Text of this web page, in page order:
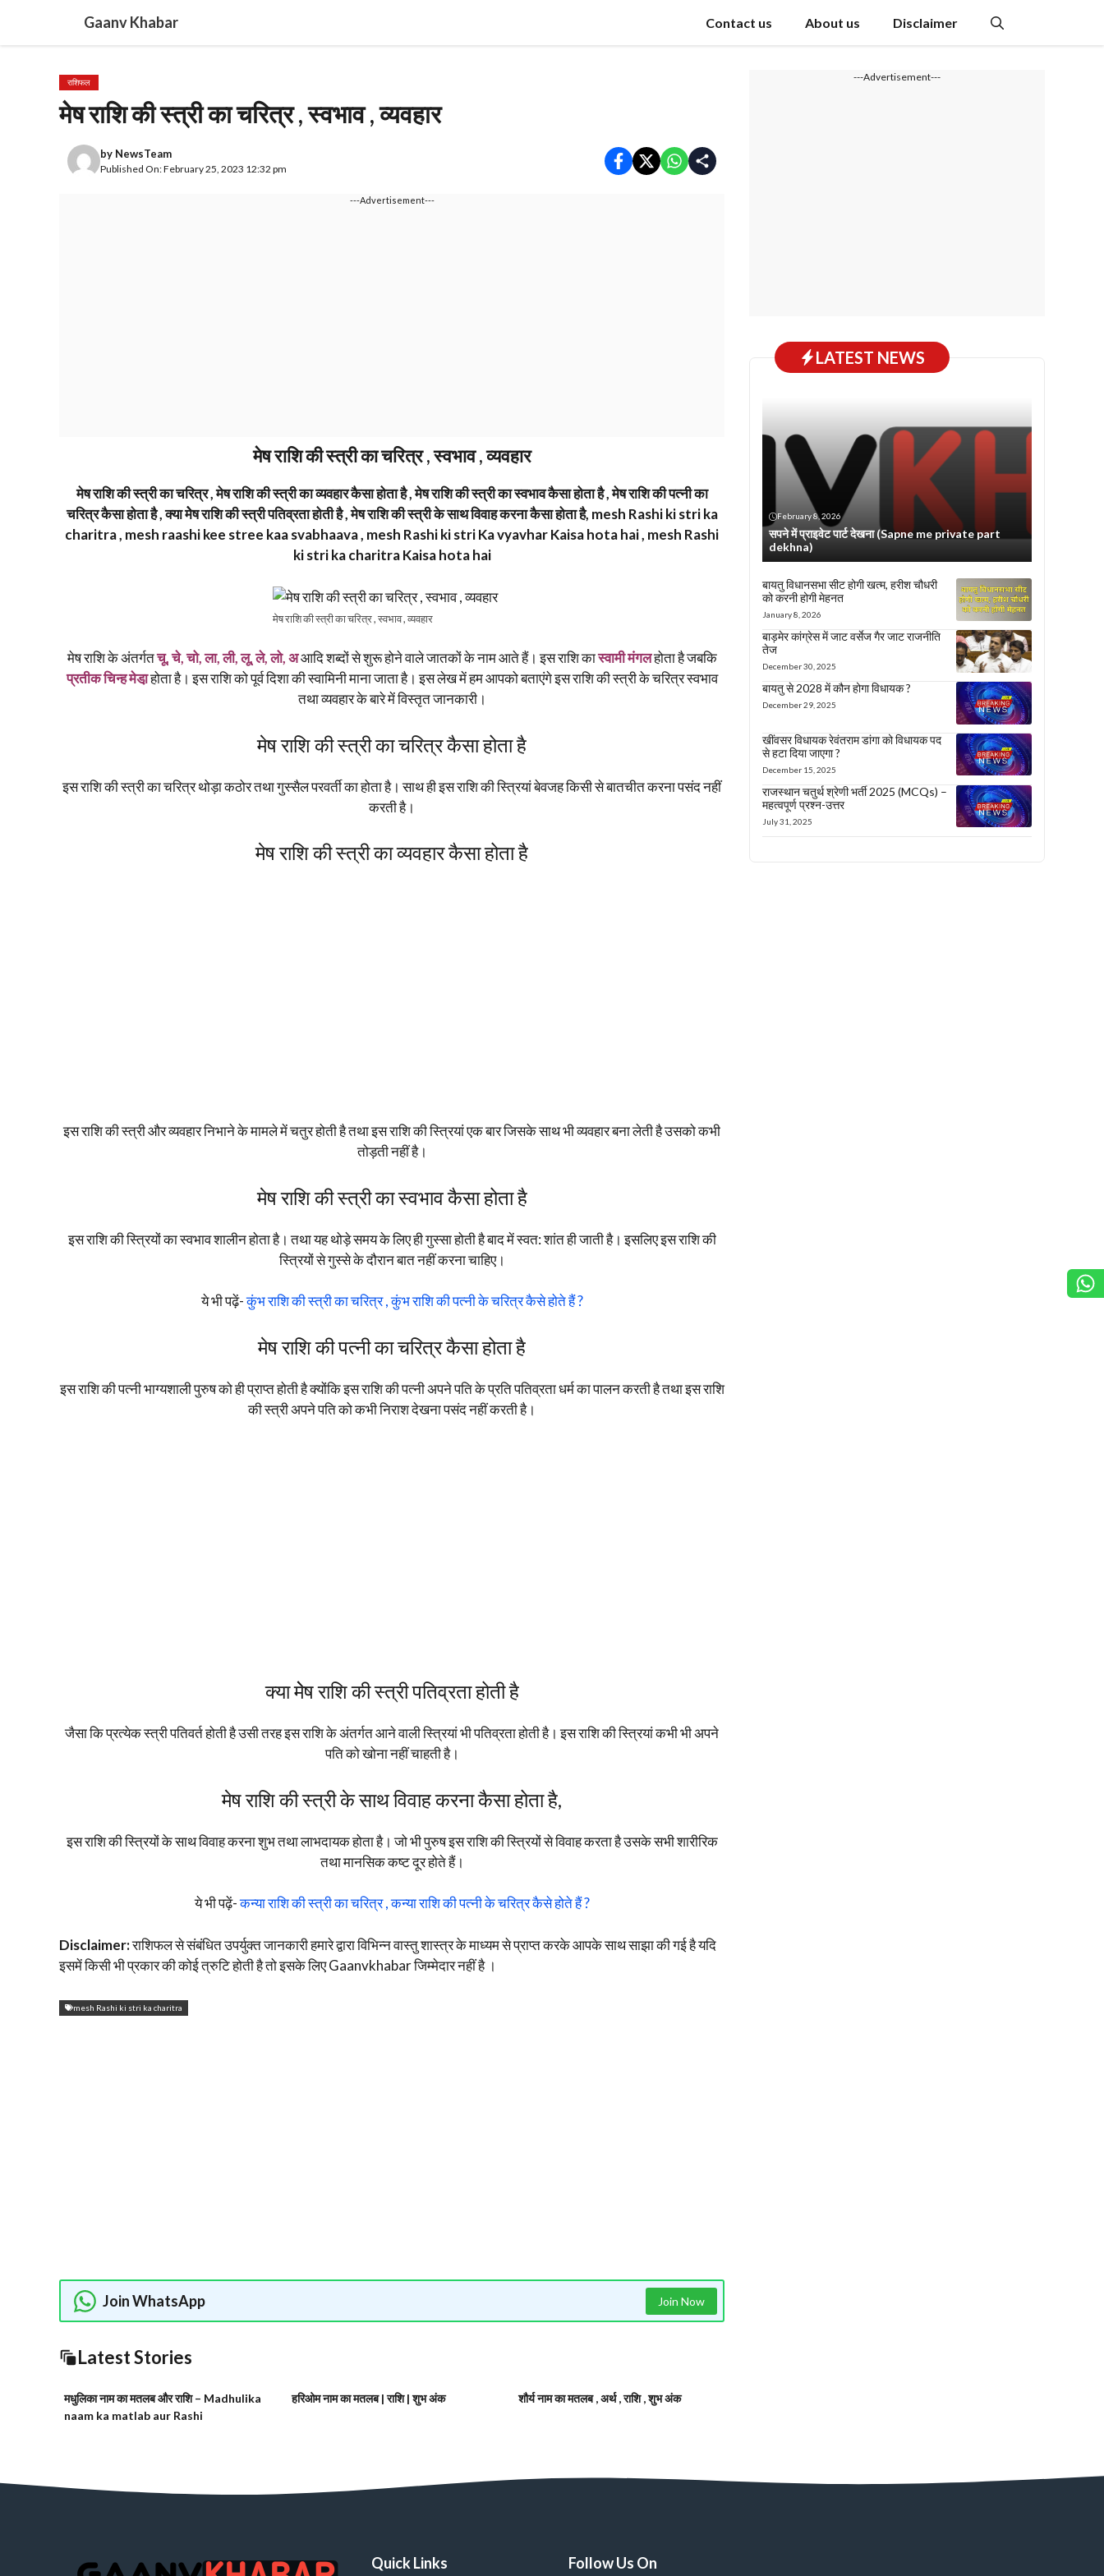
content
Gaanv Khabar Contact us About us Disclaimer
राशिफल
मेष राशि की स्त्री का चरित्र , स्वभाव , व्यवहार
by NewsTeam
Published On: February 25, 2023 12:32 pm
---Advertisement---
मेष राशि की स्त्री का चरित्र , स्वभाव , व्यवहार
मेष राशि की स्त्री का चरित्र , मेष राशि की स्त्री का व्यवहार कैसा होता है , मेष राशि की स्त्री का स्वभाव कैसा होता है , मेष राशि की पत्नी का
चरित्र कैसा होता है , क्या मेेष राशि की स्त्री पतिव्रता होती है , मेष राशि की स्त्री के साथ विवाह करना कैसा होता है, mesh Rashi ki stri ka
charitra , mesh raashi kee stree kaa svabhaava , mesh Rashi ki stri Ka vyavhar Kaisa hota hai , mesh Rashi
ki stri ka charitra Kaisa hota hai
मेष राशि की स्त्री का चरित्र , स्वभाव , व्यवहार
मेष राशि के अंतर्गतचू, चे, चो, ला, ली, लू, ले, लो, अआदि शब्दों से शुरू होने वाले जातकों के नाम आते हैं। इस राशि कास्वामी मंगलहोता है जबकि
प्रतीक चिन्ह मेडा़होता है। इस राशि को पूर्व दिशा की स्वामिनी माना जाता है। इस लेख में हम आपको बताएंगे इस राशि की स्त्री के चरित्र स्वभाव
तथा व्यवहार के बारे में विस्तृत जानकारी।
मेष राशि की स्त्री का चरित्र कैसा होता है
इस राशि की स्त्री का चरित्र थोड़ा कठोर तथा गुस्सैल परवर्ती का होता है। साथ ही इस राशि की स्त्रियां बेवजह किसी से बातचीत करना पसंद नहीं
करती है।
मेष राशि की स्त्री का व्यवहार कैसा होता है
इस राशि की स्त्री और व्यवहार निभाने के मामले में चतुर होती है तथा इस राशि की स्त्रियां एक बार जिसके साथ भी व्यवहार बना लेती है उसको कभी
तोड़ती नहीं है।
मेष राशि की स्त्री का स्वभाव कैसा होता है
इस राशि की स्त्रियों का स्वभाव शालीन होता है। तथा यह थोड़े समय के लिए ही गुस्सा होती है बाद में स्वत: शांत ही जाती है। इसलिए इस राशि की
स्त्रियों से गुस्से के दौरान बात नहीं करना चाहिए।
ये भी पढ़ें-कुंभ राशि की स्त्री का चरित्र , कुंभ राशि की पत्नी के चरित्र कैसे होते हैं ?
मेष राशि की पत्नी का चरित्र कैसा होता है
इस राशि की पत्नी भाग्यशाली पुरुष को ही प्राप्त होती है क्योंकि इस राशि की पत्नी अपने पति के प्रति पतिव्रता धर्म का पालन करती है तथा इस राशि
की स्त्री अपने पति को कभी निराश देखना पसंद नहीं करती है।
क्या मेेष राशि की स्त्री पतिव्रता होती है
जैसा कि प्रत्येक स्त्री पतिवर्त होती है उसी तरह इस राशि के अंतर्गत आने वाली स्त्रियां भी पतिव्रता होती है। इस राशि की स्त्रियां कभी भी अपने
पति को खोना नहीं चाहती है।
मेष राशि की स्त्री के साथ विवाह करना कैसा होता है,
इस राशि की स्त्रियों के साथ विवाह करना शुभ तथा लाभदायक होता है। जो भी पुरुष इस राशि की स्त्रियों से विवाह करता है उसके सभी शारीरिक
तथा मानसिक कष्ट दूर होते हैं।
ये भी पढ़ें-कन्या राशि की स्त्री का चरित्र , कन्या राशि की पत्नी के चरित्र कैसे होते हैं ?
Disclaimer:राशिफल से संबंधित उपर्युक्त जानकारी हमारे द्वारा विभिन्न वास्तु शास्त्र के माध्यम से प्राप्त करके आपके साथ साझा की गई है यदि
इसमें किसी भी प्रकार की कोई त्रुटि होती है तो इसके लिए Gaanvkhabar जिम्मेदार नहीं है ‌।
mesh Rashi ki stri ka charitra
Join WhatsApp Join Now
Latest Stories
मधुलिका नाम का मतलब और राशि – Madhulika
naam ka matlab aur Rashi
हरिओम नाम का मतलब | राशि | शुभ अंक शौर्य नाम का मतलब , अर्थ , राशि , शुभ अंक
---Advertisement---
LATEST NEWS
February 8, 2026
सपने में प्राइवेट पार्ट देखना (Sapne me private part
dekhna)
बायतु विधानसभा सीट होगी खत्म, हरीश चौधरी
को करनी होगी मेहनत
January 8, 2026
बाड़मेर कांग्रेस में जाट वर्सेज गैर जाट राजनीति
तेज
December 30, 2025
बायतु से 2028 में कौन होगा विधायक ?
December 29, 2025
खींवसर विधायक रेवंतराम डांगा को विधायक पद
से हटा दिया जाएगा ?
December 15, 2025
राजस्थान चतुर्थ श्रेणी भर्ती 2025 (MCQs) –
महत्वपूर्ण प्रश्न-उत्तर
July 31, 2025
Quick Links Follow Us On